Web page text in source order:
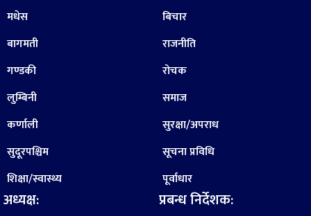
मधेस
बागमती
गण्डकी
लुम्बिनी
कर्णाली
सुदूरपश्चिम
शिक्षा/स्वास्थ्य
अध्यक्ष:
बिचार
राजनीति
रोचक
समाज
सुरक्षा/अपराध
सूचना प्रविधि
पूर्वाधार
प्रबन्ध निर्देशक: